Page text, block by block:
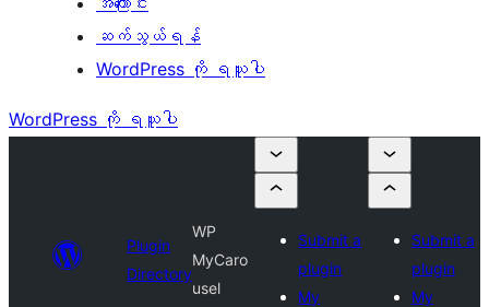
ဆက်သွယ်ရန်
WordPress ကို ရယူပါ
WordPress ကို ရယူပါ
Plugin
Directory
WP
MyCaro
usel
Submit a
plugin
My
Submit a
plugin
My